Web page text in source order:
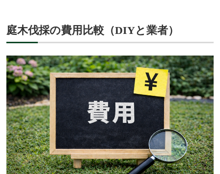
庭木伐採の費用比較（DIYと業者）